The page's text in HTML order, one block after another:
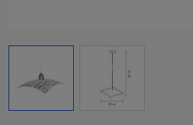
View larger imageView larger image